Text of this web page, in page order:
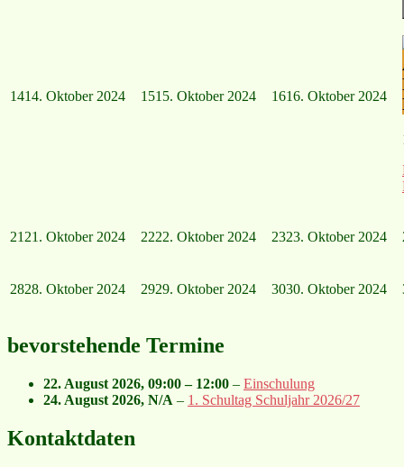
1414. Oktober 2024 1515. Oktober 2024 1616. Oktober 2024
21 21. Oktober 2024 2222. Oktober 2024 2323. Oktober 2024
2828. Oktober 2024 2929. Oktober 2024 3030. Oktober 2024
bevorstehende Termine
22. August 2026, 09:00 – 12:00 – Einschulung
24. August 2026, N/A – 1. Schultag Schuljahr 2026/27
Kontaktdaten